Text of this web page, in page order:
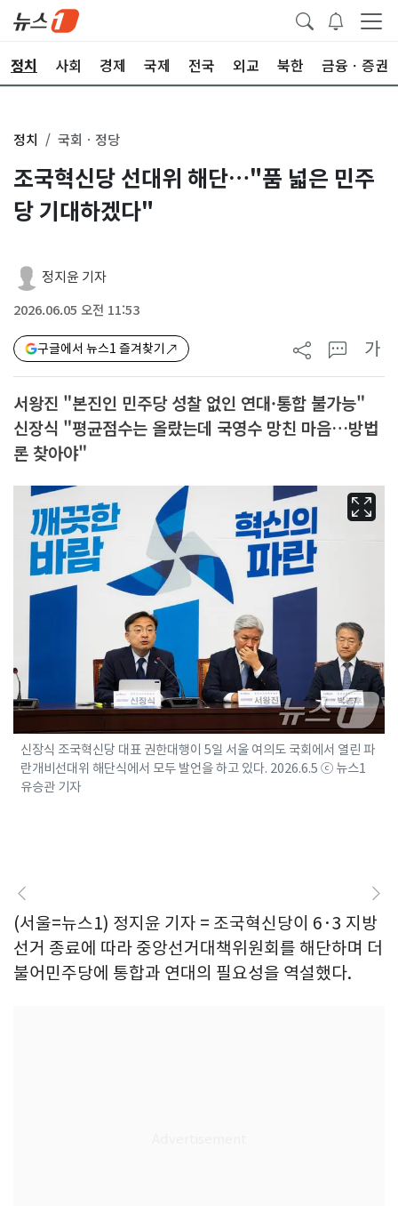
정치 사회 경제 국제 전국 외교 북한 금융ㆍ증권
정치 국회ㆍ정당
조국혁신당 선대위 해단…"품 넓은 민주
당 기대하겠다"
정지윤 기자
2026.06.05 오전 11:53
구글에서 뉴스1 즐겨찾기 가
서왕진 "본진인 민주당 성찰 없인 연대·통합 불가능"
신장식 "평균점수는 올랐는데 국영수 망친 마음…방법
론 찾아야"
신장식 조국혁신당 대표 권한대행이 5일 서울 여의도 국회에서 열린 파
란개비선대위 해단식에서 모두 발언을 하고 있다. 2026.6.5 ⓒ 뉴스1
유승관 기자
(서울=뉴스1) 정지윤 기자 = 조국혁신당이 6·3 지방
선거 종료에 따라 중앙선거대책위원회를 해단하며 더
불어민주당에 통합과 연대의 필요성을 역설했다.